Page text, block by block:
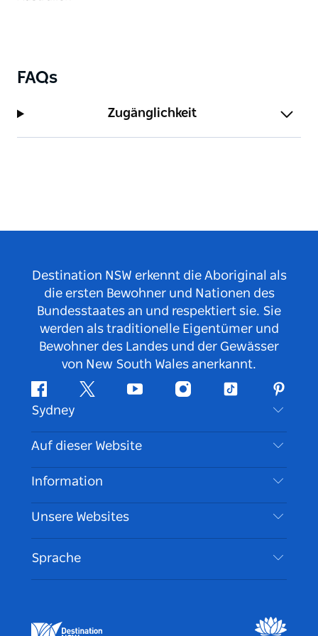
FAQs
Zugänglichkeit
Destination NSW erkennt die Aboriginal als
die ersten Bewohner und Nationen des
Bundesstaates an und respektiert sie. Sie
werden als traditionelle Eigentümer und
Bewohner des Landes und der Gewässer
von New South Wales anerkannt.
FacebookTwitter YouTubeInstagramTikTok
Sydney
Kontaktieren Sie uns
Haftungsausschluss
Cookie Notice
Auf dieser Website
Reiseziele
Aktivitäten
Veranstaltungen
Unterkunft
Information
Reiseinformationen
Barrierefreies Sydney
Tragen Sie Ihr Unternehmen ein
Unsere Websites
Destination NSW Medienzentrum
Sprache